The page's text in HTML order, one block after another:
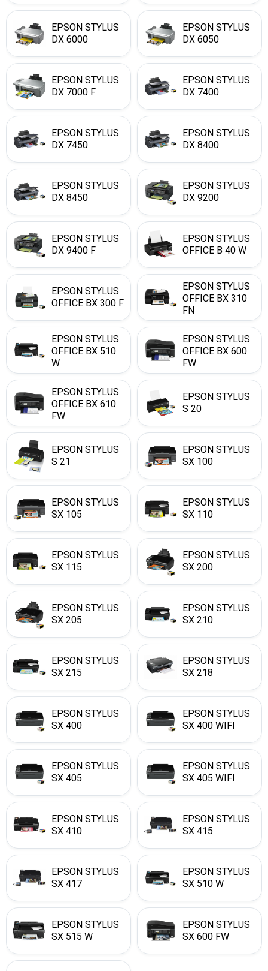
EPSON STYLUS
DX 6000
EPSON STYLUS
DX 6050
EPSON STYLUS
DX 7000 F
EPSON STYLUS
DX 7400
EPSON STYLUS
DX 7450
EPSON STYLUS
DX 8400
EPSON STYLUS
DX 8450
EPSON STYLUS
DX 9200
EPSON STYLUS
DX 9400 F
EPSON STYLUS
OFFICE B 40 W
EPSON STYLUS
OFFICE BX 300 F
EPSON STYLUS
OFFICE BX 310
FN
EPSON STYLUS
OFFICE BX 510
W
EPSON STYLUS
OFFICE BX 600
FW
EPSON STYLUS
OFFICE BX 610
FW
EPSON STYLUS
S 20
EPSON STYLUS
S 21
EPSON STYLUS
SX 100
EPSON STYLUS
SX 105
EPSON STYLUS
SX 110
EPSON STYLUS
SX 115
EPSON STYLUS
SX 200
EPSON STYLUS
SX 205
EPSON STYLUS
SX 210
EPSON STYLUS
SX 215
EPSON STYLUS
SX 218
EPSON STYLUS
SX 400
EPSON STYLUS
SX 400 WIFI
EPSON STYLUS
SX 405
EPSON STYLUS
SX 405 WIFI
EPSON STYLUS
SX 410
EPSON STYLUS
SX 415
EPSON STYLUS
SX 417
EPSON STYLUS
SX 510 W
EPSON STYLUS
SX 515 W
EPSON STYLUS
SX 600 FW